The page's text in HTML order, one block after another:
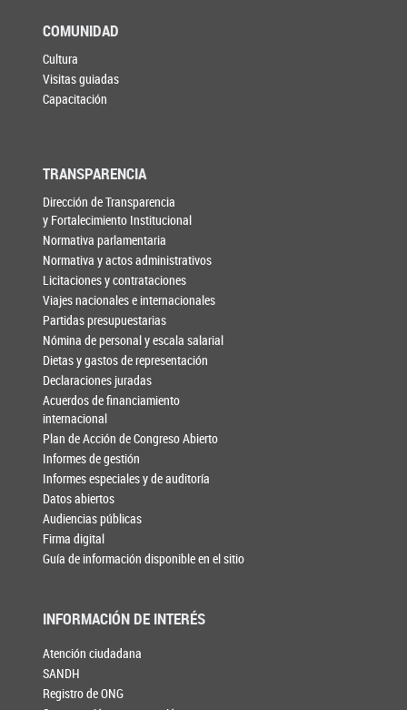
COMUNIDAD
Cultura
Visitas guiadas
Capacitación
TRANSPARENCIA
Dirección de Transparencia
y Fortalecimiento Institucional
Normativa parlamentaria
Normativa y actos administrativos
Licitaciones y contrataciones
Viajes nacionales e internacionales
Partidas presupuestarias
Nómina de personal y escala salarial
Dietas y gastos de representación
Declaraciones juradas
Acuerdos de financiamiento
internacional
Plan de Acción de Congreso Abierto
Informes de gestión
Informes especiales y de auditoría
Datos abiertos
Audiencias públicas
Firma digital
Guía de información disponible en el sitio
INFORMACIÓN DE INTERÉS
Atención ciudadana
SANDH
Registro de ONG